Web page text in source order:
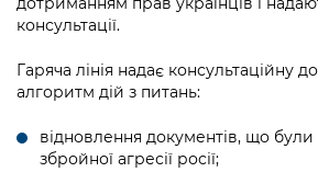
Kyiv International Relations
Річні звіти
Безбар'єрність
Портал послуг
Міський застосунок Київ
Важливе під час воєнного стану
Портал даних Києва
Публічні дашборди
консультації.
Гаряча лінія надає консультаційну
алгоритм дій з питань:
відновлення документів, що були
збройної агресії росії;